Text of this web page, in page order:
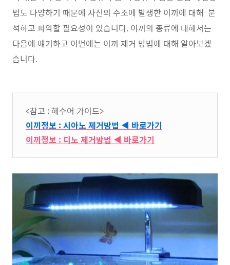
법도 다양하기 때문에 자신의 수조에 발생한 이끼에 대해 분
석하고 파악할 필요성이 있습니다. 이끼의 종류에 대해서는
다음에 얘기하고 이번에는 이끼 제거 방법에 대해 알아보겠
습니다.
<참고 : 해수어 가이드>
이끼정보 : 시아노 제거방법 ◀ 바로가기
이끼정보 : 디노 제거방법 ◀ 바로가기